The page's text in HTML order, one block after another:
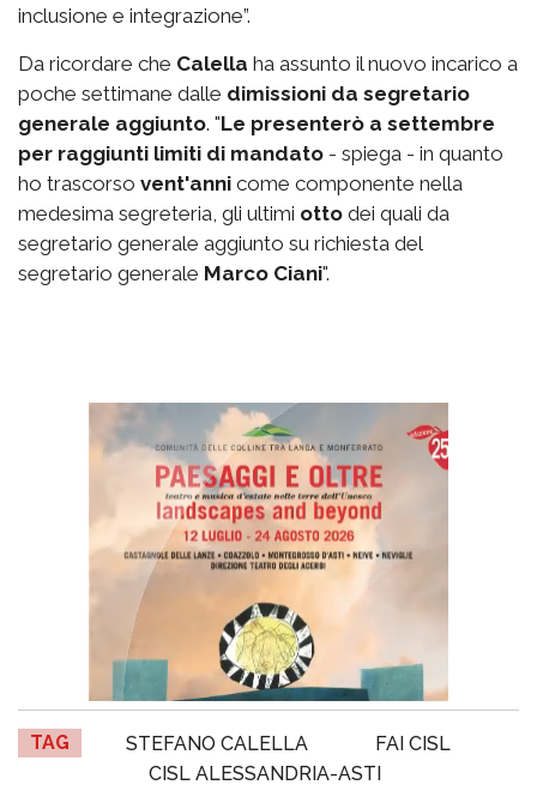
inclusione e integrazione”.
Da ricordare che Calella ha assunto il nuovo incarico a
poche settimane dalle dimissioni da segretario
generale aggiunto. "Le presenterò a settembre
per raggiunti limiti di mandato - spiega - in quanto
ho trascorso vent'anni come componente nella
medesima segreteria, gli ultimi otto dei quali da
segretario generale aggiunto su richiesta del
segretario generale Marco Ciani".
TAG STEFANO CALELLA
FAI CISL
CISL ALESSANDRIA-ASTI